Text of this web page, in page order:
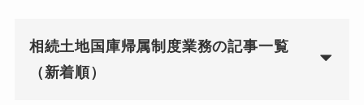
相続土地国庫帰属制度業務の記事一覧
（新着順）